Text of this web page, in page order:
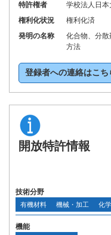
特許権者
学校法人日本
権利化状況
権利化済
発明の名称
化合物、分
方法
登録者への連絡はこち
開放特許情報
技術分野
有機材料 機械・加工 化
機能